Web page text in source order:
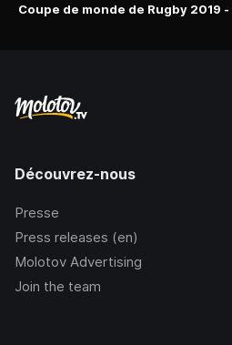
Coupe de monde de Rugby 2019
Découvrez-nous
Presse
Press releases (en)
Molotov Advertising
Join the team